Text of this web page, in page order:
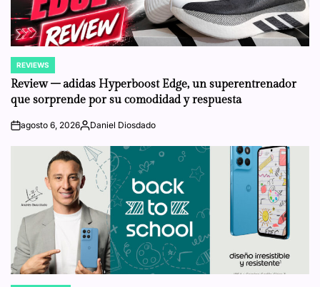
POSTED
IN
REVIEWS
Review – adidas Hyperboost Edge, un superentrenador
que sorprende por su comodidad y respuesta
onagosto 6, 2026Posted
Daniel Diosdado